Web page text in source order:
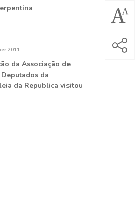
2011
da Associação de
da
da Republica visitou